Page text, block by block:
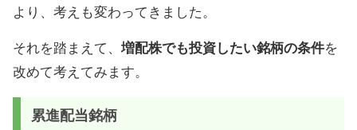
より、考えも変わってきました。
それを踏まえて、 増配株でも投資したい銘柄の条件を
改めて考えてみます。
累進配当銘柄